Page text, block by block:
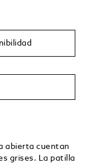
abierta cuentan
grises. La patilla